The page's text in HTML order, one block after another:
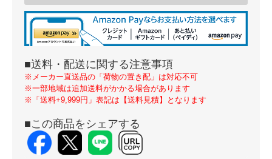
■送料・配送に関する注意事項
※メーカー直送品の「荷物の置き配」は対応不可
※一部地域は追加送料がかかる場合があります
※「送料+9,999円」表記は【送料見積】となります
■この商品をシェアする